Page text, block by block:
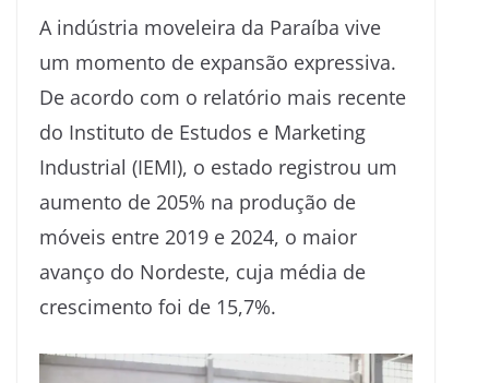
A indústria moveleira da Paraíba vive
um momento de expansão expressiva.
De acordo com o relatório mais recente
do Instituto de Estudos e Marketing
Industrial (IEMI), o estado registrou um
aumento de 205% na produção de
móveis entre 2019 e 2024, o maior
avanço do Nordeste, cuja média de
crescimento foi de 15,7%.